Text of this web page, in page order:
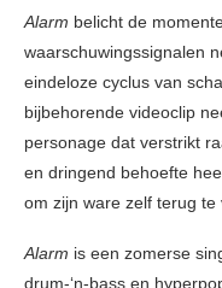
Alarm belicht de
waarschuwingssignalen
eindeloze cyclus van
bijbehorende videoclip
personage dat verstrikt
en dringend behoefte
om zijn ware zelf terug te
Alarm is een zomerse
drum-‘n-bass en